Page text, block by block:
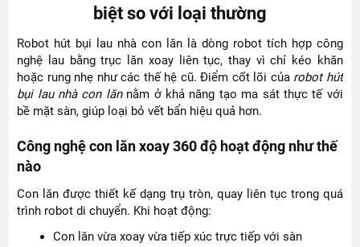
biệt so với loại thường
Robot hút bụi lau nhà con lăn là dòng robot tích hợp công
nghệ lau bằng trục lăn xoay liên tục, thay vì chỉ kéo khăn
hoặc rung nhẹ như các thế hệ cũ. Điểm cốt lõi của robot hút
bụi lau nhà con lănnằm ở khả năng tạo ma sát thực tế với
bề mặt sàn, giúp loại bỏ vết bẩn hiệu quả hơn.
Công nghệ con lăn xoay 360 độ hoạt động như thế
nào
Con lăn được thiết kế dạng trụ tròn, quay liên tục trong quá
trình robot di chuyển. Khi hoạt động:
Con lăn vừa xoay vừa tiếp xúc trực tiếp với sàn